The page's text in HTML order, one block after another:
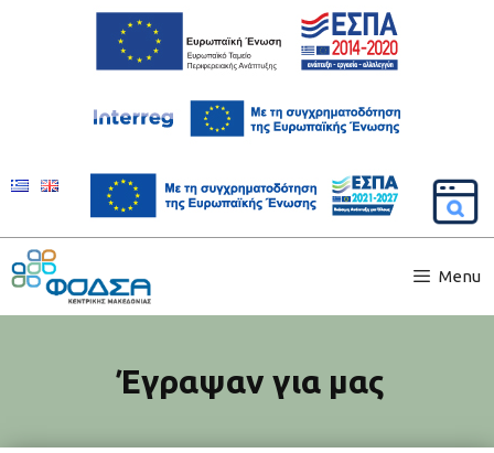
Menu
Έγραψαν για μας